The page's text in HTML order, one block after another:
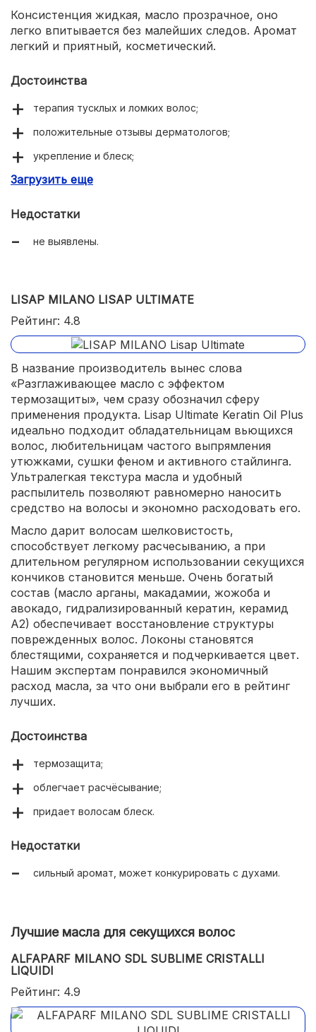
Консистенция жидкая, масло прозрачное, оно
легко впитывается без малейших следов. Аромат
легкий и приятный, косметический.
Достоинства
терапия тусклых и ломких волос;
положительные отзывы дерматологов;
укрепление и блеск;
кончики больше не секутся;
Загрузить еще
Недостатки
не выявлены.
LISAP MILANO LISAP ULTIMATE
Рейтинг: 4.8
В название производитель вынес слова
«Разглаживающее масло с эффектом
термозащиты», чем сразу обозначил сферу
применения продукта. Lisap Ultimate Keratin Oil Plus
идеально подходит обладательницам вьющихся
волос, любительницам частого выпрямления
утюжками, сушки феном и активного стайлинга.
Ультралегкая текстура масла и удобный
распылитель позволяют равномерно наносить
средство на волосы и экономно расходовать его.
Масло дарит волосам шелковистость,
способствует легкому расчесыванию, а при
длительном регулярном использовании секущихся
кончиков становится меньше. Очень богатый
состав (масло арганы, макадамии, жожоба и
авокадо, гидрализированный кератин, керамид
А2) обеспечивает восстановление структуры
поврежденных волос. Локоны становятся
блестящими, сохраняется и подчеркивается цвет.
Нашим экспертам понравился экономичный
расход масла, за что они выбрали его в рейтинг
лучших.
Достоинства
термозащита;
облегчает расчёсывание;
придает волосам блеск.
Недостатки
сильный аромат, может конкурировать с духами.
Лучшие масла для секущихся волос
ALFAPARF MILANO SDL SUBLIME CRISTALLI
LIQUIDI
Рейтинг: 4.9